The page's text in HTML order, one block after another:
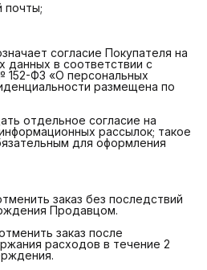
почты;
согласие Покупателя на
данных в соответствии с
ФЗ «О персональных
размещена по
отдельное согласие на
рассылок; такое
для оформления
заказ без последствий
Продавцом.
заказ после
расходов в течение 2